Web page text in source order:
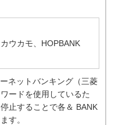
ウカモ、HOPBANK
ネットバンキング（三菱
ードを使用しているた
止することで各＆ BANK
す。